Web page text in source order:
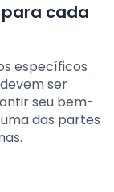
cada
específicos
ser
seu bem-
das partes